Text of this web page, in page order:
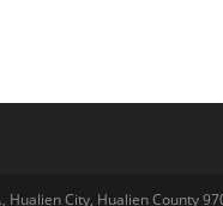
Hualien City, Hualien County